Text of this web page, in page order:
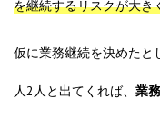
を継続するリスクが大き
仮に業務継続を決めたと
人2人と出てくれば、 業